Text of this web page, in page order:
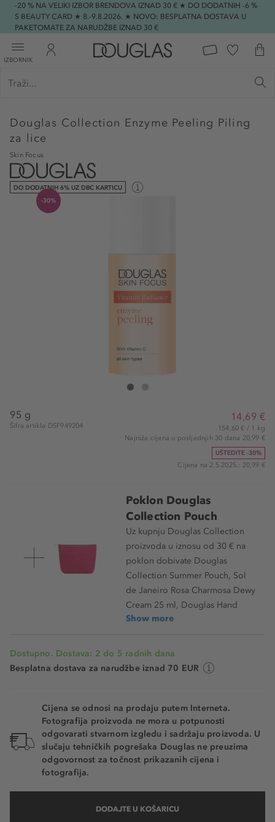
-20 % NA VELIKI IZBOR BRENDOVA IZNAD 30 € ★ DO DODATNIH -6 %
S BEAUTY CARD ★ 8.-9.8.2026. ★ NOVO: BESPLATNA DOSTAVA U
PAKETOMATE ZA NARUDŽBE IZNAD 30 €
IZBORNIK
Douglas Collection Enzyme Peeling Piling
za lice
Skin Focus
DO DODATNIH 6% UZ DBC KARTICU
-30%
Douglas Collection Enzyme Peeling
95 g
Šifra artikla DSF949204
14,69 €
154,60 € / 1 kg
Najniža cijena u posljednjih 30 dana 20,99 €
UŠTEDITE -30%
Cijena na 2.5.2025.: 20,99 €
Poklon Douglas
Collection Pouch
Uz kupnju Douglas Collection
proizvoda u iznosu od 30 € na
poklon dobivate Douglas
Collection Summer Pouch, Sol
de Janeiro Rosa Charmosa Dewy
Cream 25 ml, Douglas Hand
Show more
Dostupno. Dostava: 2 do 5 radnih dana
Besplatna dostava za narudžbe iznad 70 EUR
Cijena se odnosi na prodaju putem Interneta.
Fotografija proizvoda ne mora u potpunosti
odgovarati stvarnom izgledu i sadržaju proizvoda. U
slučaju tehničkih pogrešaka Douglas ne preuzima
odgovornost za točnost prikazanih cijena i
fotografija.
DODAJTE U KOŠARICU